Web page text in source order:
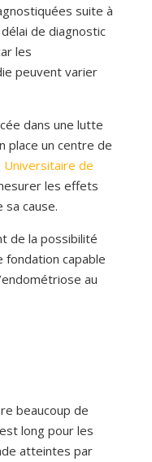
suite à
de diagnostic
les
peuvent varier
dans une lutte
place un centre de
Universitaire de
les effets
cause.
de la possibilité
capable
au
beaucoup de
long pour les
atteintes par